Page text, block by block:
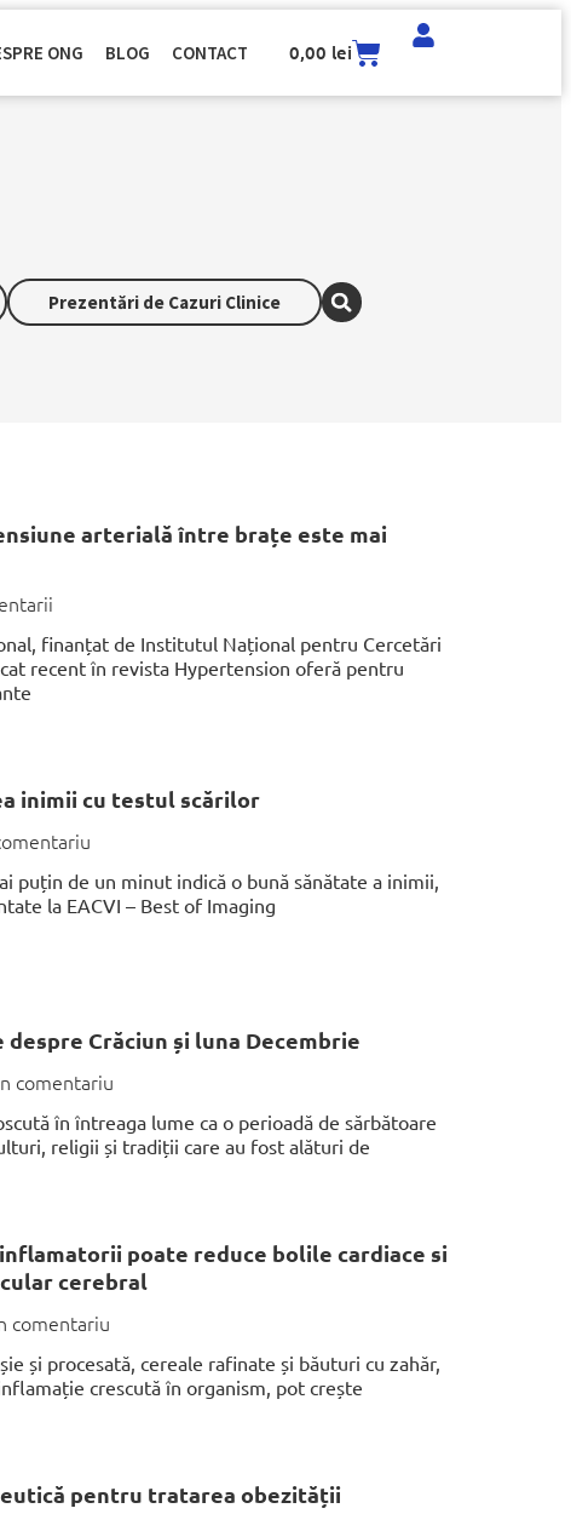
ONG BLOG CONTACT 0,00 lei
Prezentări de Cazuri Clinice
arterială între brațe este mai
finanțat de Institutul Național pentru Cercetări
recent în revista Hypertension oferă pentru
inimii cu testul scărilor
puțin de un minut indică o bună sănătate a inimii,
la EACVI – Best of Imaging
Crăciun și luna Decembrie
comentariu
în întreaga lume ca o perioadă de sărbătoare
religii și tradiții care au fost alături de
poate reduce bolile cardiace si
cerebral
comentariu
și procesată, cereale rafinate și băuturi cu zahăr,
crescută în organism, pot crește
pentru tratarea obezității